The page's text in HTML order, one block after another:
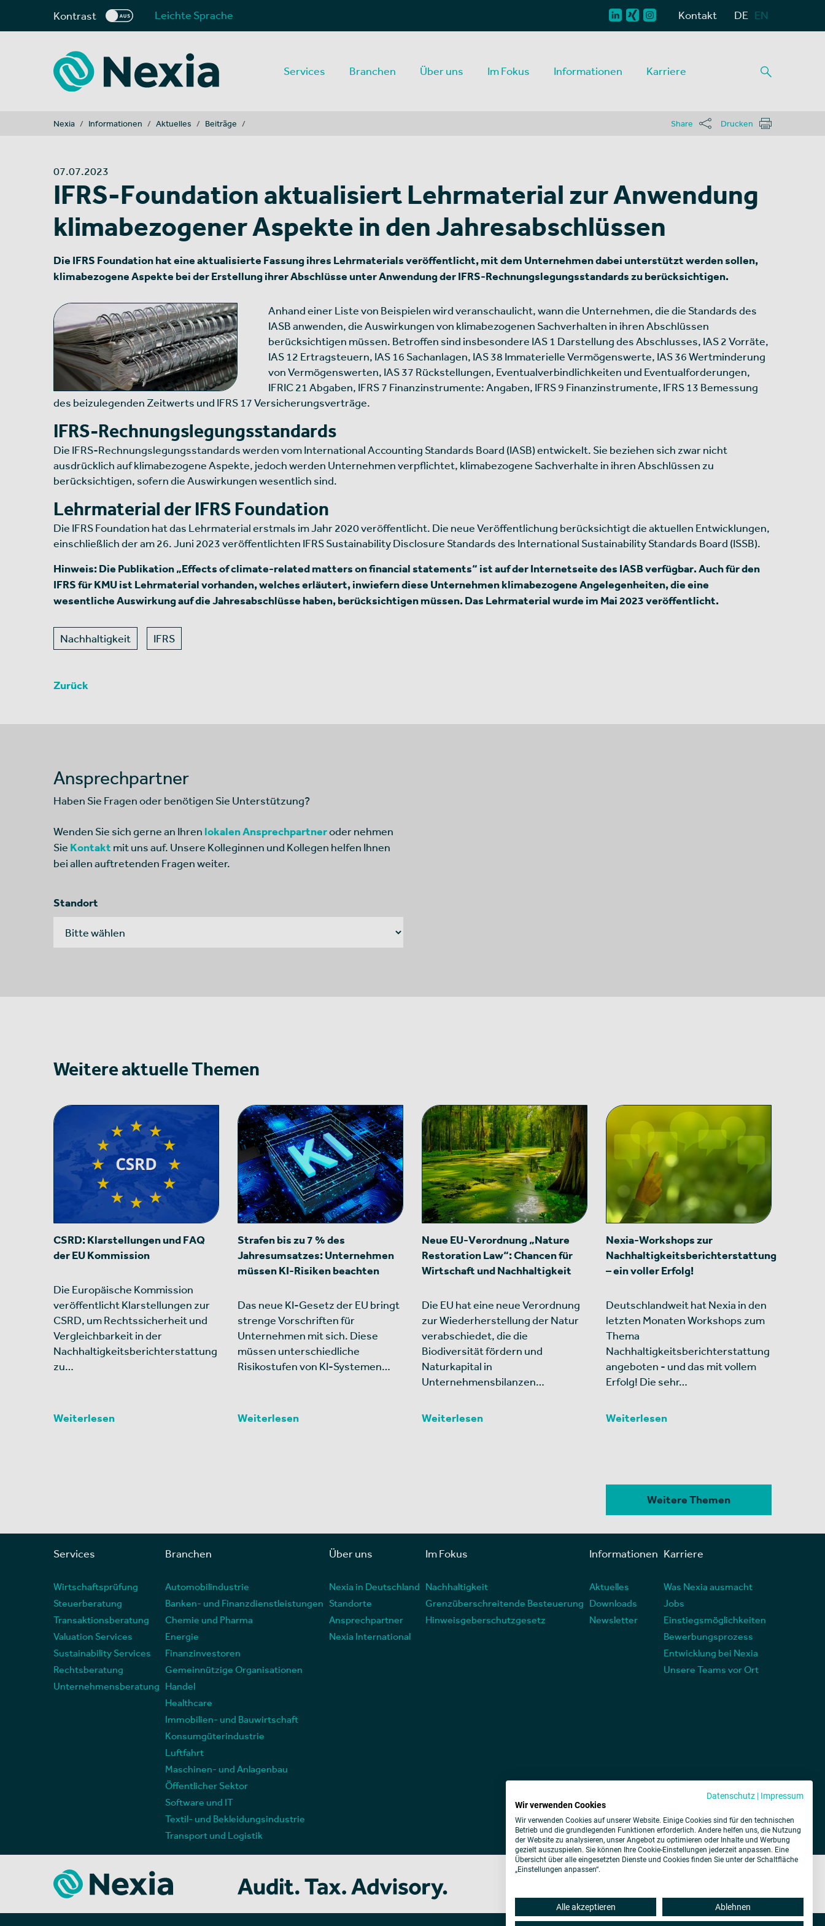
Kontrast Leichte Sprache Kontakt DE EN
Services Branchen Über uns Im Fokus Informationen Karriere
You are here:
Nexia Informationen Aktuelles Beiträge Drucken
Share
07.07.2023
IFRS-Foundation aktualisiert Lehrmaterial zur Anwendung
klimabezogener Aspekte in den Jahresabschlüssen
Die IFRS Foundation hat eine aktualisierte Fassung ihres Lehrmaterials veröffentlicht, mit dem Unternehmen dabei unterstützt werden sollen,
klimabezogene Aspekte bei der Erstellung ihrer Abschlüsse unter Anwendung der IFRS-Rechnungslegungsstandards zu berücksichtigen.
Anhand einer Liste von Beispielen wird veranschaulicht, wann die Unternehmen, die die Standards des
IASB anwenden, die Auswirkungen von klimabezogenen Sachverhalten in ihren Abschlüssen
berücksichtigen müssen. Betroffen sind insbesondere IAS 1 Darstellung des Abschlusses, IAS 2 Vorräte,
IAS 12 Ertragsteuern, IAS 16 Sachanlagen, IAS 38 Immaterielle Vermögenswerte, IAS 36 Wertminderung
von Vermögenswerten, IAS 37 Rückstellungen, Eventualverbindlichkeiten und Eventualforderungen,
IFRIC 21 Abgaben, IFRS 7 Finanzinstrumente: Angaben, IFRS 9 Finanzinstrumente, IFRS 13 Bemessung
des beizulegenden Zeitwerts und IFRS 17 Versicherungsverträge.
IFRS-Rechnungslegungsstandards
Die IFRS-Rechnungslegungsstandards werden vom International Accounting Standards Board (IASB) entwickelt. Sie beziehen sich zwar nicht
ausdrücklich auf klimabezogene Aspekte, jedoch werden Unternehmen verpflichtet, klimabezogene Sachverhalte in ihren Abschlüssen zu
berücksichtigen, sofern die Auswirkungen wesentlich sind.
Lehrmaterial der IFRS Foundation
Die IFRS Foundation hat das Lehrmaterial erstmals im Jahr 2020 veröffentlicht. Die neue Veröffentlichung berücksichtigt die aktuellen Entwicklungen,
einschließlich der am 26. Juni 2023 veröffentlichten IFRS Sustainability Disclosure Standards des International Sustainability Standards Board (ISSB).
Hinweis: Die Publikation „Effects of climate-related matters on financial statements“ ist auf der Internetseite des IASB verfügbar. Auch für den
IFRS für KMU ist Lehrmaterial vorhanden, welches erläutert, inwiefern diese Unternehmen klimabezogene Angelegenheiten, die eine
wesentliche Auswirkung auf die Jahresabschlüsse haben, berücksichtigen müssen. Das Lehrmaterial wurde im Mai 2023 veröffentlicht.
Nachhaltigkeit IFRS
Zurück
Ansprechpartner
Haben Sie Fragen oder benötigen Sie Unterstützung?
Wenden Sie sich gerne an Ihren lokalen Ansprechpartneroder nehmen
Sie Kontaktmit uns auf. Unsere Kolleginnen und Kollegen helfen Ihnen
bei allen auftretenden Fragen weiter.
Standort
Weitere aktuelle Themen
CSRD: Klarstellungen und FAQ
der EU Kommission
Die Europäische Kommission
veröffentlicht Klarstellungen zur
CSRD, um Rechtssicherheit und
Vergleichbarkeit in der
Nachhaltigkeitsberichterstattung
zu…
Weiterlesen
Strafen bis zu 7 % des
Jahresumsatzes: Unternehmen
müssen KI-Risiken beachten
Das neue KI-Gesetz der EU bringt
strenge Vorschriften für
Unternehmen mit sich. Diese
müssen unterschiedliche
Risikostufen von KI-Systemen…
Weiterlesen
Neue EU-Verordnung „Nature
Restoration Law“: Chancen für
Wirtschaft und Nachhaltigkeit
Die EU hat eine neue Verordnung
zur Wiederherstellung der Natur
verabschiedet, die die
Biodiversität fördern und
Naturkapital in
Unternehmensbilanzen…
Weiterlesen
Nexia-Workshops zur
Nachhaltigkeitsberichterstattung
– ein voller Erfolg!
Deutschlandweit hat Nexia in den
letzten Monaten Workshops zum
Thema
Nachhaltigkeitsberichterstattung
angeboten - und das mit vollem
Erfolg! Die sehr…
Weiterlesen
Weitere Themen
Services
Wirtschaftsprüfung
Steuerberatung
Transaktionsberatung
Valuation Services
Sustainability Services
Rechtsberatung
Unternehmensberatung
Branchen
Automobilindustrie
Banken- und Finanzdienstleistungen
Chemie und Pharma
Energie
Finanzinvestoren
Gemeinnützige Organisationen
Handel
Healthcare
Immobilien- und Bauwirtschaft
Konsumgüterindustrie
Luftfahrt
Maschinen- und Anlagenbau
Öffentlicher Sektor
Software und IT
Textil- und Bekleidungsindustrie
Transport und Logistik
Über uns
Nexia in Deutschland
Standorte
Ansprechpartner
Nexia International
Im Fokus
Nachhaltigkeit
Grenzüberschreitende Besteuerung
Hinweisgeberschutzgesetz
Informationen
Aktuelles
Downloads
Newsletter
Karriere
Was Nexia ausmacht
Jobs
Einstiegsmöglichkeiten
Bewerbungsprozess
Entwicklung bei Nexia
Unsere Teams vor Ort
Datenschutz | Impressum
Wir verwenden Cookies
Wir verwenden Cookies auf unserer Website. Einige Cookies sind für den technischen
Betrieb und die grundlegenden Funktionen erforderlich. Andere helfen uns, die Nutzung
der Website zu analysieren, unser Angebot zu optimieren oder Inhalte und Werbung
gezielt auszuspielen. Sie können Ihre Cookie-Einstellungen jederzeit anpassen. Eine
Übersicht über alle eingesetzten Dienste und Cookies finden Sie unter der Schaltfläche
„Einstellungen anpassen“.
Alle akzeptieren Ablehnen